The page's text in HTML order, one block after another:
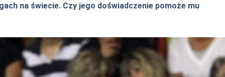
na świecie. Czy jego doświadczenie pomoże mu